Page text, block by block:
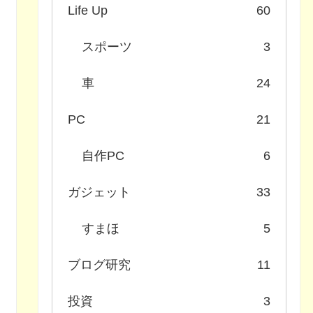
Life Up 60
スポーツ 3
車 24
PC 21
自作PC 6
ガジェット 33
すまほ 5
ブログ研究 11
投資 3